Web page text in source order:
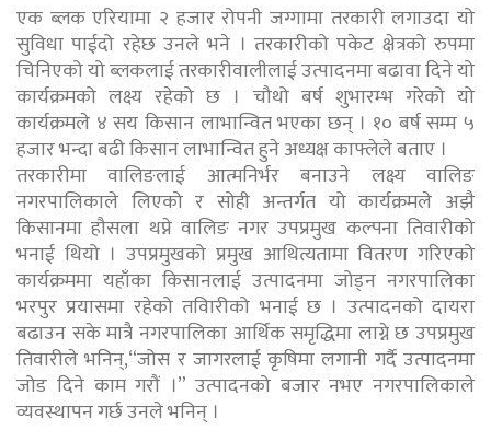
एक ब्लक एरियामा २ हजार रोपनी जग्गामा तरकारी लगाउदा यो
सुविधा पाईदो रहेछ उनले भने । तरकारीको पकेट क्षेत्रको रुपमा
चिनिएको यो ब्लकलाई तरकारीवालीलाई उत्पादनमा बढावा दिने यो
कार्यक्रमको लक्ष्य रहेको छ । चौथो बर्ष शुभारम्भ गरेको यो
कार्यक्रमले ४ सय किसान लाभान्वित भएका छन् । १० बर्ष सम्म ५
हजार भन्दा बढी किसान लाभान्वित हुने अध्यक्ष काफ्लेले बताए ।
तरकारीमा वालिङलाई आत्मनिर्भर बनाउने लक्ष्य वालिङ
नगरपालिकाले लिएको र सोही अन्तर्गत यो कार्यक्रमले अझै
किसानमा हौसला थप्ने वालिङ नगर उपप्रमुख कल्पना तिवारीको
भनाई थियो । उपप्रमुखको प्रमुख आथित्यतामा वितरण गरिएको
कार्यक्रममा यहाँका किसानलाई उत्पादनमा जोड्न नगरपालिका
भरपुर प्रयासमा रहेको तविारीको भनाई छ । उत्पादनको दायरा
बढाउन सके मात्रै नगरपालिका आर्थिक समृद्धिमा लाग्ने छ उपप्रमुख
तिवारीले भनिन्,“जोस र जागरलाई कृषिमा लगानी गर्दै उत्पादनमा
जोड दिने काम गरौं ।” उत्पादनको बजार नभए नगरपालिकाले
व्यवस्थापन गर्छ उनले भनिन् ।